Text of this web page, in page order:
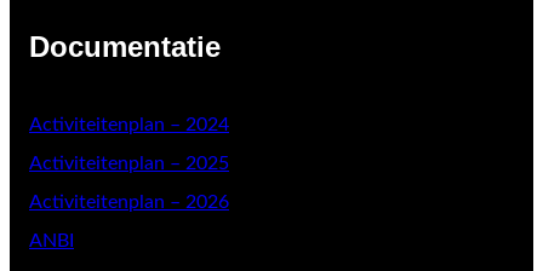
Documentatie
Activiteitenplan – 2024
Activiteitenplan – 2025
Activiteitenplan – 2026
ANBI